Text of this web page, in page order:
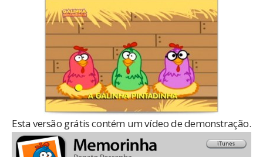
Esta versão grátis contém umvídeo de demonstração.